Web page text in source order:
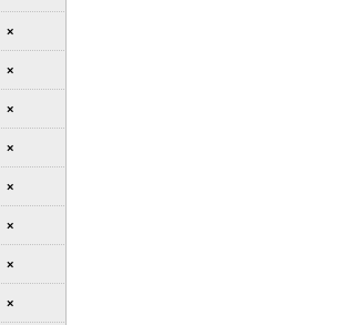
×
×
×
×
×
×
×
×